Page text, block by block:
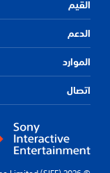
القيم
الدعم
الموارد
اتصال